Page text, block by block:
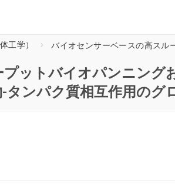
工学）
ットバイオパンニング
ンパク質相互作用のグ